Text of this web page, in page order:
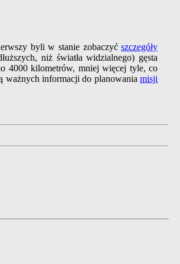
byli w stanie zobaczyćszczegóły
niż światła widzialnego) gęsta
4000 kilometrów, mniej więcej tyle, co
ważnych informacji do planowaniamisji